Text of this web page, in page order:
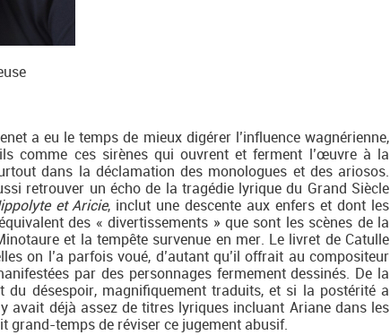
a eu le temps de mieux digérer l’influence wagnérienne,
comme ces sirènes qui ouvrent et ferment l’œuvre à la
dans la déclamation des monologues et des ariosos.
retrouver un écho de la tragédie lyrique du Grand Siècle
et Aricie, inclut une descente aux enfers et dont les
des « divertissements » que sont les scènes de la
et la tempête survenue en mer. Le livret de Catulle
on l’a parfois voué, d’autant qu’il offrait au compositeur
par des personnages fermement dessinés. De la
désespoir, magnifiquement traduits, et si la postérité a
avait déjà assez de titres lyriques incluant Ariane dans les
grand-temps de réviser ce jugement abusif.